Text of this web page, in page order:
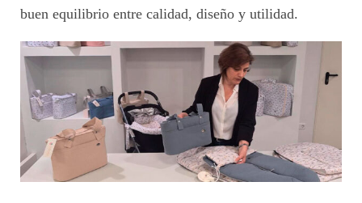
buen equilibrio entre calidad, diseño y utilidad.